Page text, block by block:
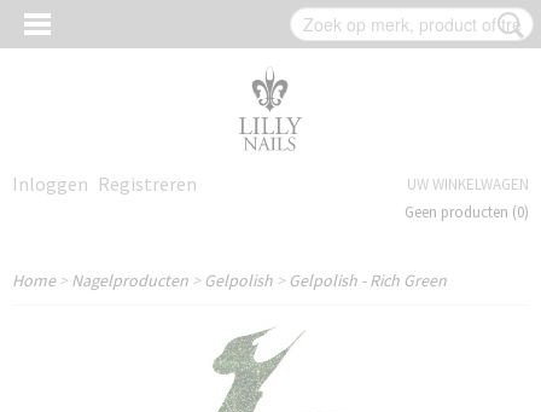
Inloggen Registreren
UW WINKELWAGEN
Geen producten (0)
Home>Nagelproducten > Gelpolish > Gelpolish - Rich Green